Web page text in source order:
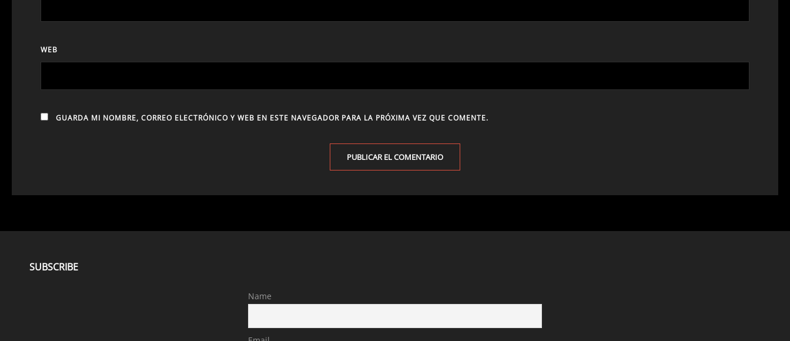
WEB
GUARDA MI NOMBRE, CORREO ELECTRÓNICO Y WEB EN ESTE NAVEGADOR PARA LA PRÓXIMA VEZ QUE COMENTE.
SUBSCRIBE
Name